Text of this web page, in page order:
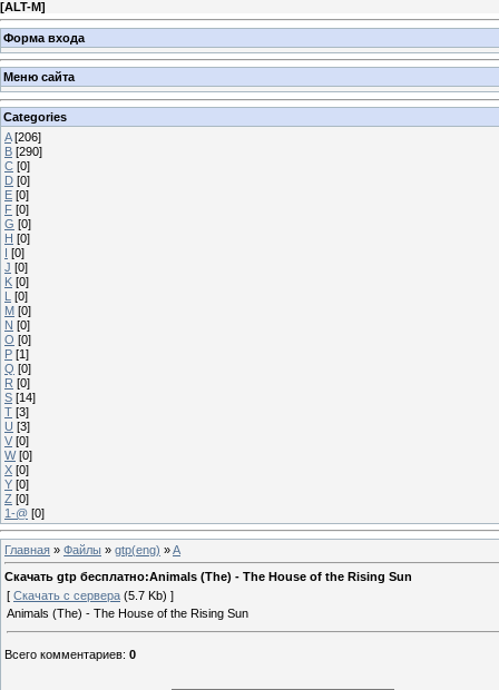
[ALT-M]
Форма входа
Меню сайта
Categories
A [206]
B [290]
C [0]
D [0]
E [0]
F [0]
G [0]
H [0]
I [0]
J [0]
K [0]
L [0]
M [0]
N [0]
O [0]
P [1]
Q [0]
R [0]
S [14]
T [3]
U [3]
V [0]
W [0]
X [0]
Y [0]
Z [0]
1-@ [0]
Главная » Файлы » gtp(eng) »A
Скачать gtp бесплатно:Animals (The) - The House of the Rising Sun
[ Скачать с сервера (5.7 Kb) ]
Animals (The) - The House of the Rising Sun
Всего комментариев: 0